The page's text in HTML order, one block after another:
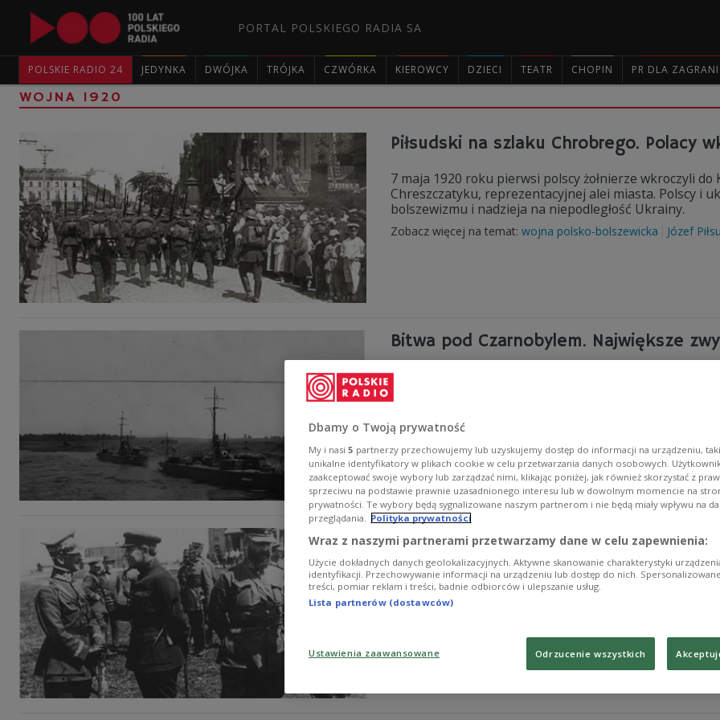
PORTAL POLSKIEGO RADIA SA
POLSKIE RADIO 24 JEDYNKA DWÓJKA TRÓJKA CZWÓRKA KIEROWCY DZIECI TEATR CHOPIN PR DLA
WOJNA 1920
Piłsudski na szlaku Chrobrego. Polacy
7 maja 1920 roku pierwsi polscy żołnierze wkroczyli
Chreszczatyku, reprezentacyjnej alei miasta. Polscy i
bolszewizmu i nadzieja na niepodległość Ukrainy.
Zobacz więcej na temat: wojna polsko-bolszewicka Józef
Bitwa pod Czarnobylem. Największe
– Czarnobyl to miejsce największej bitwy polskiej
współautorka książki "Wieża Eiffla nad Piną", w
Czarnobylu.
Zobacz więcej na temat:
Wyprawa kijowska. Zamiary
Podjęta wiosną 1920 roku ofensywa na Kijów była
zniszczenia sił wroga. Wojsko Polskie było wspierane
niepodległe państwo. Niestety, nie udało się
Dbamy o Twoją prywatność
My i nasi 5 partnerzy przechowujemy lub uzyskujemy dostęp do informacji na urządzeniu,
unikalne identyfikatory w plikach cookie w celu przetwarzania danych osobowych.
zaakceptować swoje wybory lub zarządzać nimi, klikając poniżej, jak również skorzystać z
sprzeciwu na podstawie prawnie uzasadnionego interesu lub w dowolnym momencie na
prywatności. Te wybory będą sygnalizowane naszym partnerom i nie będą miały wpływu na
przeglądania. Polityka prywatności
Wraz z naszymi partnerami przetwarzamy dane w celu zapewnienia:
Użycie dokładnych danych geolokalizacyjnych. Aktywne skanowanie charakterystyki
identyfikacji. Przechowywanie informacji na urządzeniu lub dostęp do nich.
treści, pomiar reklam i treści, badnie odbiorców i ulepszanie usług.
Lista partnerów (dostawców)
Ustawienia zaawansowane Odrzucenie wszystkich